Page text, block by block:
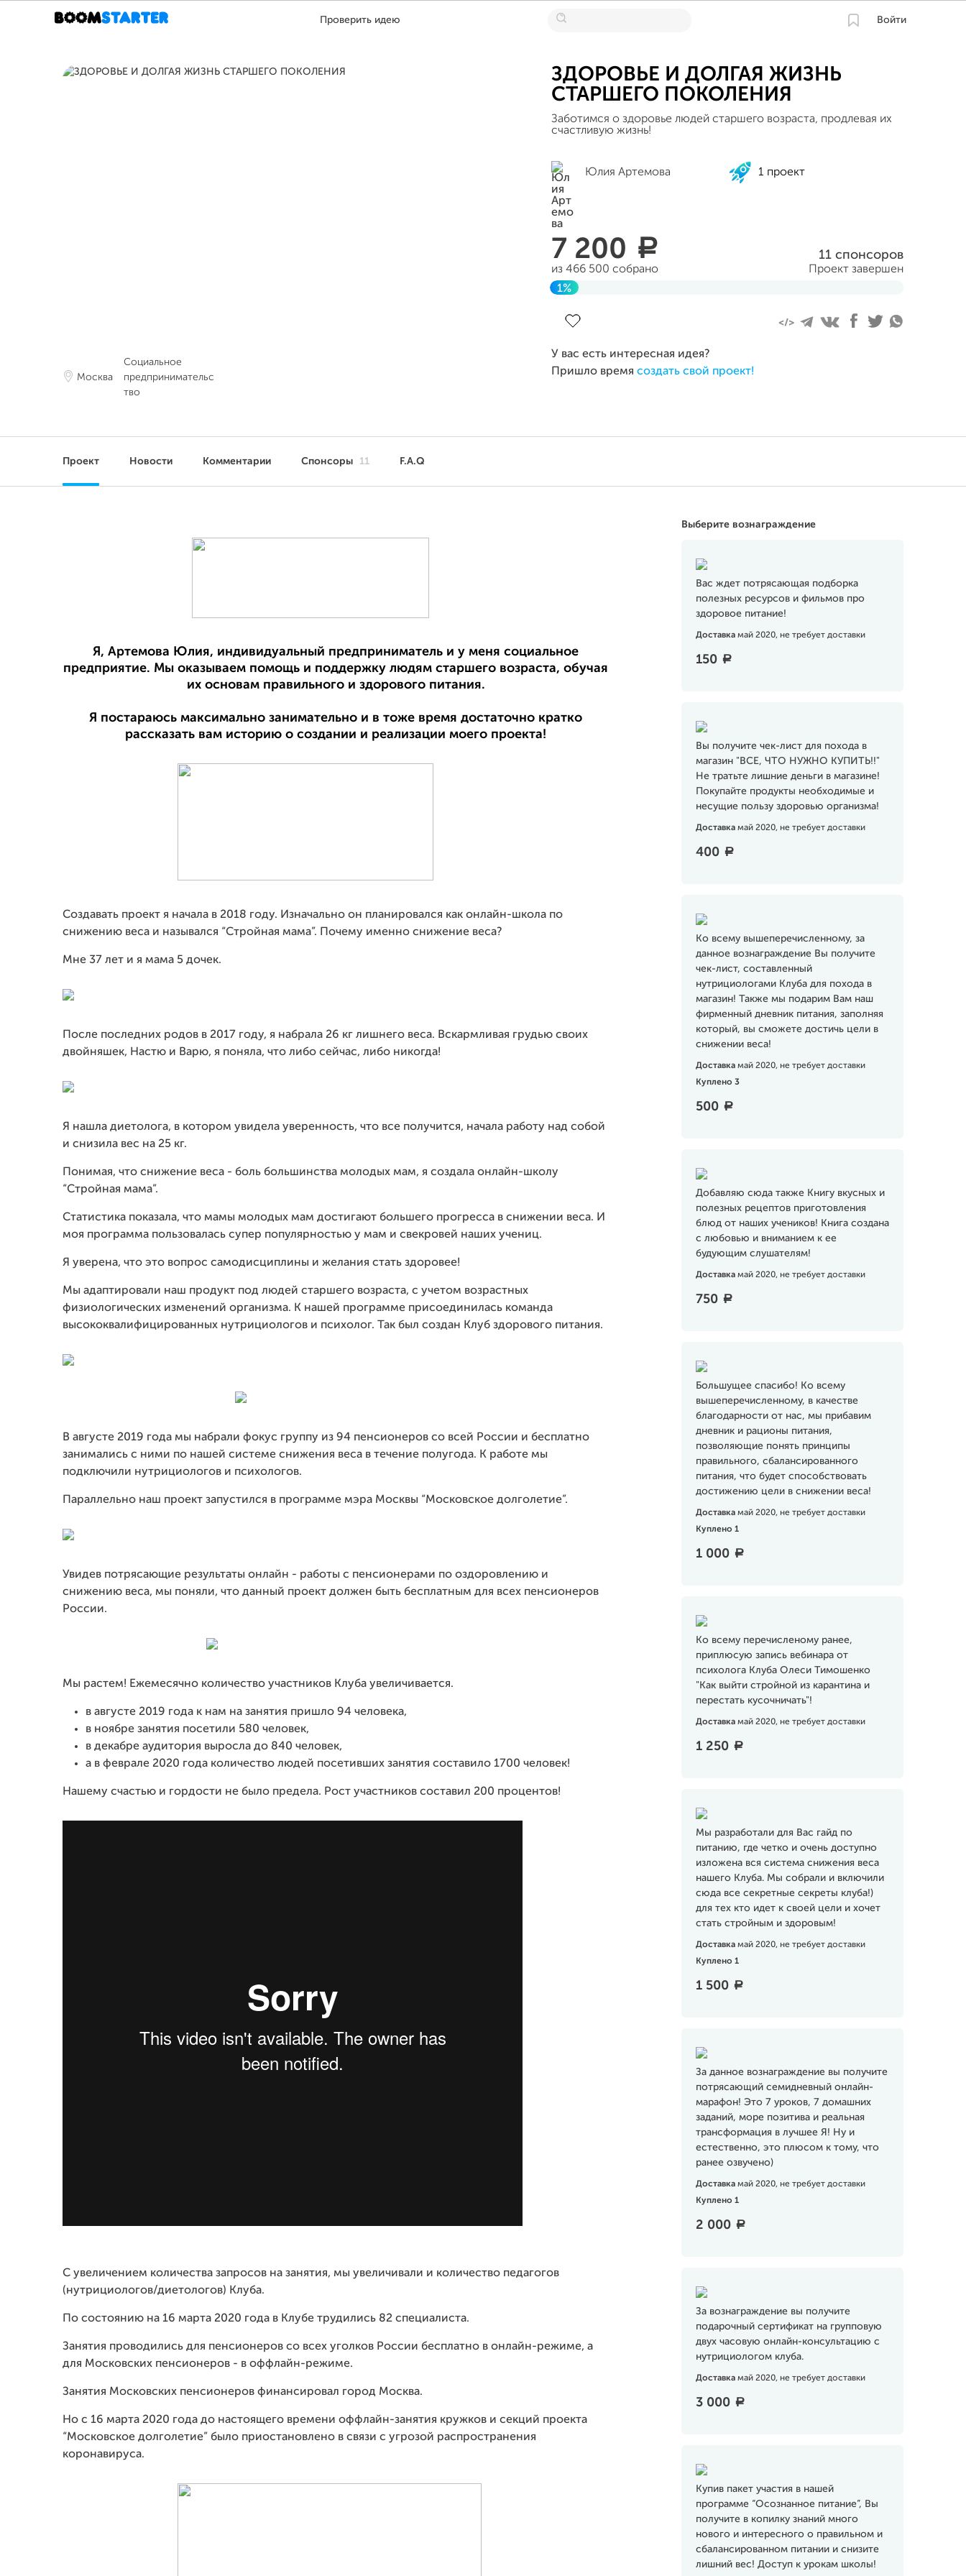
Проверить идею Войти
Москва
Социальное
предпринимательс
тво
ЗДОРОВЬЕ И ДОЛГАЯ ЖИЗНЬ
СТАРШЕГО ПОКОЛЕНИЯ
Заботимся о здоровье людей старшего возраста, продлевая их
счастливую жизнь!
Юлия Артемова 1 проект
7 200 a
из 466 500 собрано
11 спонсоров
Проект завершен
1%
У вас есть интересная идея?
Пришло время создать свой проект!
Проект Новости Комментарии Спонсоры 11 F.A.Q
Выберите вознаграждение
Вас ждет потрясающая подборка
полезных ресурсов и фильмов про
здоровое питание!
Доставка май 2020, не требует доставки
150 a
Вы получите чек-лист для похода в
магазин "ВСЕ, ЧТО НУЖНО КУПИТЬ!!"
Не тратьте лишние деньги в магазине!
Покупайте продукты необходимые и
несущие пользу здоровью организма!
Доставка май 2020, не требует доставки
400 a
Ко всему вышеперечисленному, за
данное вознаграждение Вы получите
чек-лист, составленный
нутрициологами Клуба для похода в
магазин! Также мы подарим Вам наш
фирменный дневник питания, заполняя
который, вы сможете достичь цели в
снижении веса!
Доставка май 2020, не требует доставки
Куплено 3
500 a
Добавляю сюда также Книгу вкусных и
полезных рецептов приготовления
блюд от наших учеников! Книга создана
с любовью и вниманием к ее
будующим слушателям!
Доставка май 2020, не требует доставки
750 a
Большущее спасибо! Ко всему
вышеперечисленному, в качестве
благодарности от нас, мы прибавим
дневник и рационы питания,
позволяющие понять принципы
правильного, сбалансированного
питания, что будет способствовать
достижению цели в снижении веса!
Доставка май 2020, не требует доставки
Куплено 1
1 000 a
Ко всему перечисленому ранее,
приплюсую запись вебинара от
психолога Клуба Олеси Тимошенко
"Как выйти стройной из карантина и
перестать кусочничать"!
Доставка май 2020, не требует доставки
1 250 a
Мы разработали для Вас гайд по
питанию, где четко и очень доступно
изложена вся система снижения веса
нашего Клуба. Мы собрали и включили
сюда все секретные секреты клуба!)
для тех кто идет к своей цели и хочет
стать стройным и здоровым!
Доставка май 2020, не требует доставки
Куплено 1
1 500 a
За данное вознаграждение вы получите
потрясающий семидневный онлайн-
марафон! Это 7 уроков, 7 домашних
заданий, море позитива и реальная
трансформация в лучшее Я! Ну и
естественно, это плюсом к тому, что
ранее озвучено)
Доставка май 2020, не требует доставки
Куплено 1
2 000 a
За вознаграждение вы получите
подарочный сертификат на групповую
двух часовую онлайн-консультацию с
нутрициологом клуба.
Доставка май 2020, не требует доставки
3 000 a
Купив пакет участия в нашей
программе “Осознанное питание”, Вы
получите в копилку знаний много
нового и интересного о правильном и
сбалансированном питании и снизите
лишний вес! Доступ к урокам школы!
Я, Артемова Юлия, индивидуальный предприниматель и у меня социальное
предприятие. Мы оказываем помощь и поддержку людям старшего возраста, обучая
их основам правильного и здорового питания.
Я постараюсь максимально занимательно и в тоже время достаточно кратко
рассказать вам историю о создании и реализации моего проекта!
Создавать проект я начала в 2018 году. Изначально он планировался как онлайн-школа по
снижению веса и назывался “Стройная мама”. Почему именно снижение веса?
Мне 37 лет и я мама 5 дочек.
После последних родов в 2017 году, я набрала 26 кг лишнего веса. Вскармливая грудью своих
двойняшек, Настю и Варю, я поняла, что либо сейчас, либо никогда!
Я нашла диетолога, в котором увидела уверенность, что все получится, начала работу над собой
и снизила вес на 25 кг.
Понимая, что снижение веса - боль большинства молодых мам, я создала онлайн-школу
“Стройная мама”.
Статистика показала, что мамы молодых мам достигают большего прогресса в снижении веса. И
моя программа пользовалась супер популярностью у мам и свекровей наших учениц.
Я уверена, что это вопрос самодисциплины и желания стать здоровее!
Мы адаптировали наш продукт под людей старшего возраста, с учетом возрастных
физиологических изменений организма. К нашей программе присоединилась команда
высококвалифицированных нутрициологов и психолог. Так был создан Клуб здорового питания.
В августе 2019 года мы набрали фокус группу из 94 пенсионеров со всей России и бесплатно
занимались с ними по нашей системе снижения веса в течение полугода. К работе мы
подключили нутрициологов и психологов.
Параллельно наш проект запустился в программе мэра Москвы “Московское долголетие”.
Увидев потрясающие результаты онлайн - работы с пенсионерами по оздоровлению и
снижению веса, мы поняли, что данный проект должен быть бесплатным для всех пенсионеров
России.
Мы растем! Ежемесячно количество участников Клуба увеличивается.
в августе 2019 года к нам на занятия пришло 94 человека,
в ноябре занятия посетили 580 человек,
в декабре аудитория выросла до 840 человек,
а в феврале 2020 года количество людей посетивших занятия составило 1700 человек!
Нашему счастью и гордости не было предела. Рост участников составил 200 процентов!
С увеличением количества запросов на занятия, мы увеличивали и количество педагогов
(нутрициологов/диетологов) Клуба.
По состоянию на 16 марта 2020 года в Клубе трудились 82 специалиста.
Занятия проводились для пенсионеров со всех уголков России бесплатно в онлайн-режиме, а
для Московских пенсионеров - в оффлайн-режиме.
Занятия Московских пенсионеров финансировал город Москва.
Но с 16 марта 2020 года до настоящего времени оффлайн-занятия кружков и секций проекта
“Московское долголетие” было приостановлено в связи с угрозой распространения
коронавируса.